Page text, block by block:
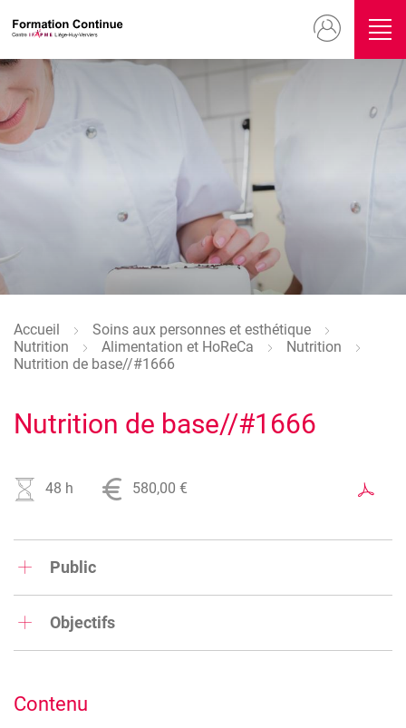
au
contenu
principal
Menu
du
l'utilisateur
Image
Fil
d'Ariane
Accueil
Soins aux personnes et esthétique
Nutrition
Alimentation et HoReCa
Nutrition
Nutrition de base//#1666
Nutrition de base//#1666
48 h 580,00 €
Public
Objectifs
indispensables dans de nombreux métiers, que ce soit
Contenu